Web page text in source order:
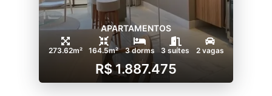
APARTAMENTOS
273.62m² 164.5m² 3 dorms 3 suítes 2 vagas
R$ 1.887.475